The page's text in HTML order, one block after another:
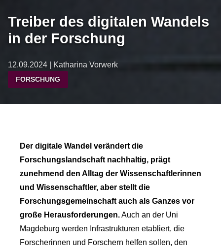
Treiber des digitalen Wandels
in der Forschung
12.09.2024 | Katharina Vorwerk
FORSCHUNG
Der digitale Wandel verändert die
Forschungslandschaft nachhaltig, prägt
zunehmend den Alltag der Wissenschaftlerinnen
und Wissenschaftler, aber stellt die
Forschungsgemeinschaft auch als Ganzes vor
große Herausforderungen.Auch an der Uni
Magdeburg werden Infrastrukturen etabliert, die
Forscherinnen und Forschern helfen sollen, den